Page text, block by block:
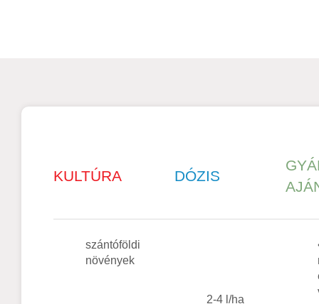
KULTÚRA DÓZIS
szántóföldi
növények
2-4 l/ha